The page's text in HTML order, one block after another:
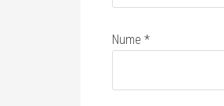
Nume *